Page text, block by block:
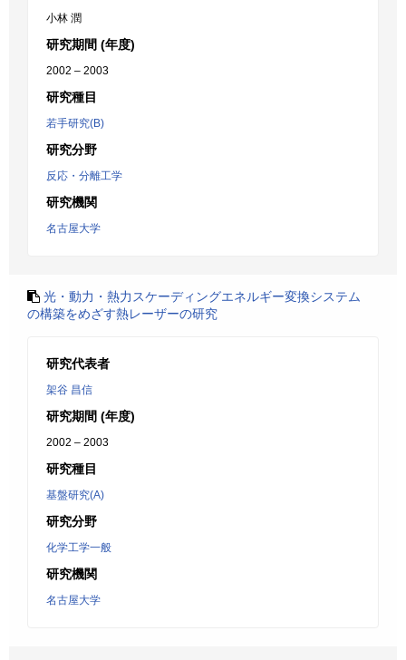
小林 潤
研究期間 (年度)
2002 – 2003
研究種目
若手研究(B)
研究分野
反応・分離工学
研究機関
名古屋大学
光・動力・熱力スケーディングエネルギー変換システム
の構築をめざす熱レーザーの研究
研究代表者
架谷 昌信
研究期間 (年度)
2002 – 2003
研究種目
基盤研究(A)
研究分野
化学工学一般
研究機関
名古屋大学